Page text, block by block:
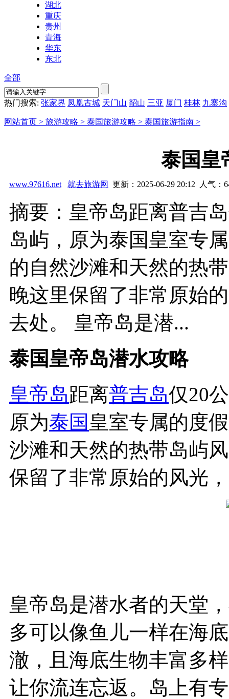
湖北
重庆
贵州
青海
华东
东北
全部
热门搜索: 张家界 凤凰古城 天门山 韶山 三亚 厦门 桂林 九寨沟
网站首页 > 旅游攻略 > 泰国旅游攻略 > 泰国旅游指南 >
泰国皇
www.97616.net 就去旅游网 更新：2025-06-29 20:12 人气：
摘要：皇帝岛距离普吉
岛屿，原为泰国皇室专
的自然沙滩和天然的热
晚这里保留了非常原始
去处。 皇帝岛是潜...
泰国皇帝岛潜水攻略
皇帝岛距离普吉岛仅20
原为泰国 皇室专属的度
沙滩和天然的热带岛屿
保留了非常原始的风光
皇帝岛是潜水者的天堂
多可以像鱼儿一样在海
澈，且海底生物丰富多
让你流连忘返。岛上有